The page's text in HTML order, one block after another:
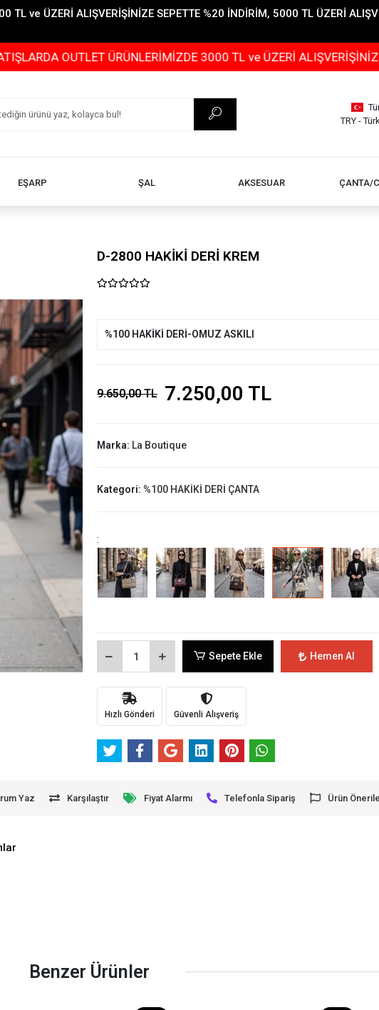
TL ve ÜZERİ ALIŞVERİŞİNİZE SEPETTE %20 İNDİRİM, 5000 TL ÜZERİ
OUTLET ÜRÜNLERİMİZDE 3000 TL ve ÜZERİ ALIŞVERİŞİNİZE
TRY -
EŞARP ŞAL AKSESUAR ÇANTA/
D-2800 HAKİKİ DERİ KREM
%100 HAKİKİ DERİ-OMUZ ASKILI
9.650,00 TL 7.250,00 TL
Marka: La Boutique
Kategori: %100 HAKİKİ DERİ ÇANTA
:
Sepete Ekle Hemen Al
Hızlı Gönderi Güvenli Alışveriş
Yaz Karşılaştır Fiyat Alarmı Telefonla Sipariş Ürün
Benzer Ürünler